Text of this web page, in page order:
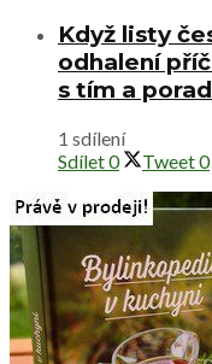
Když listy
odhalení
s tím a
1 sdílení
Sdílet0 Tweet0